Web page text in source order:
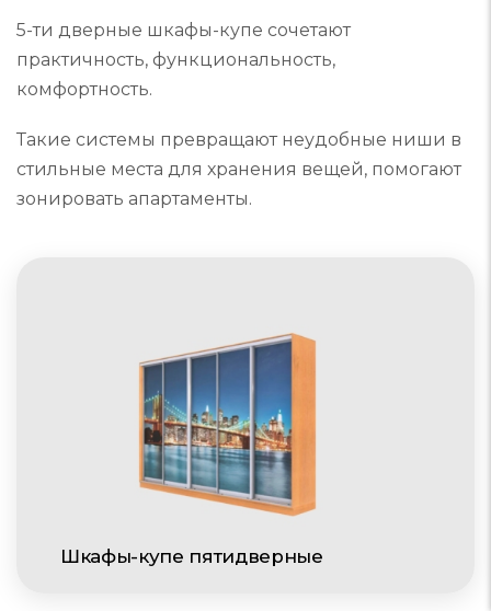
Шкафы-купе пятидверные
5-ти дверные шкафы-купе сочетают
практичность, функциональность,
комфортность.
Такие системы превращают неудобные ниши в
стильные места для хранения вещей, помогают
зонировать апартаменты.